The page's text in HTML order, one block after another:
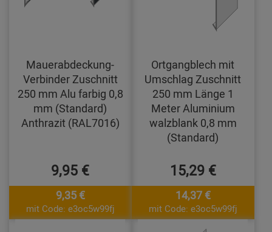
Mauerabdeckung-
Verbinder Zuschnitt
250 mm Alu farbig 0,8
mm (Standard)
Anthrazit (RAL7016)
9,95 €
9,35 €
mit Code: e3oc5w99fj
Ortgangblech mit
Umschlag Zuschnitt
250 mm Länge 1
Meter Aluminium
walzblank 0,8 mm
(Standard)
15,29 €
14,37 €
mit Code: e3oc5w99fj